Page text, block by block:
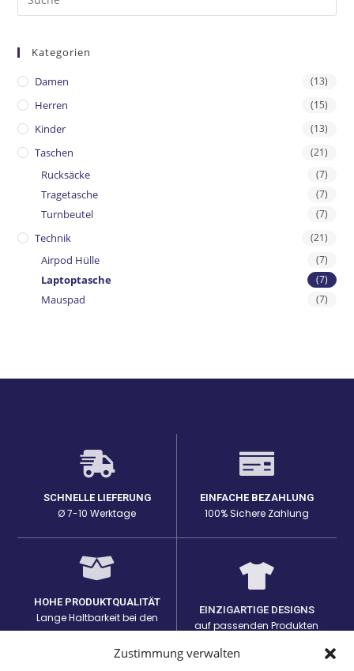
Zustimmung verwalten
Kategorien
Damen (13)
Herren (15)
Kinder (13)
Taschen (21)
Rucksäcke (7)
Tragetasche (7)
Turnbeutel (7)
Technik (21)
Airpod Hülle (7)
Laptoptasche (7)
Mauspad (7)
SCHNELLE LIEFERUNG
Ø 7-10 Werktage
EINFACHE BEZAHLUNG
100% Sichere Zahlung
HOHE PRODUKTQUALITÄT
Lange Haltbarkeit bei den
Prints
EINZIGARTIGE DESIGNS
auf passenden Produkten